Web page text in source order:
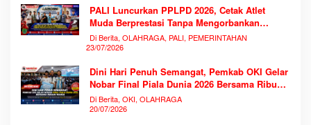
PALI Luncurkan PPLPD 2026, Cetak Atlet
Muda Berprestasi Tanpa Mengorbankan
Pendidikan
Di Berita, OLAHRAGA, PALI, PEMERINTAHAN
23/07/2026
Dini Hari Penuh Semangat, Pemkab OKI Gelar
Nobar Final Piala Dunia 2026 Bersama Ribuan
Warga
Di Berita, OKI, OLAHRAGA
20/07/2026